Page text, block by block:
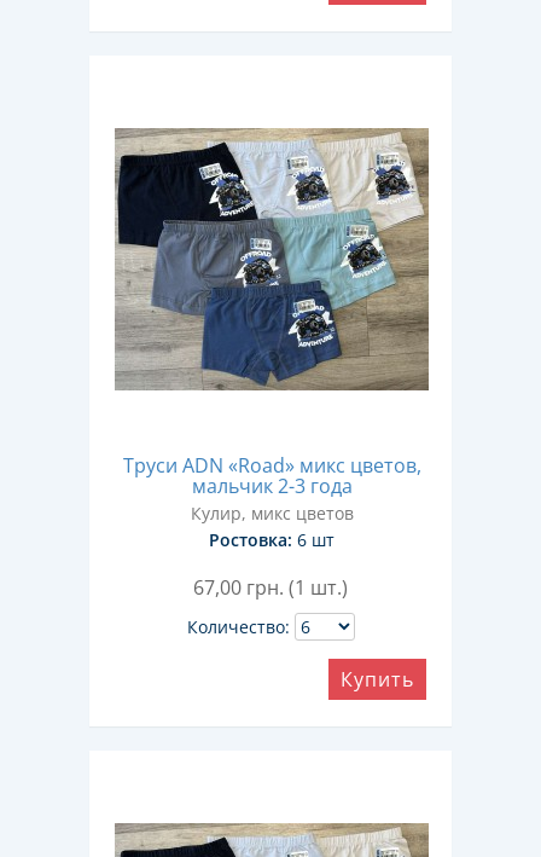
Труси ADN «Road» микс цветов,
мальчик 2-3 года
Кулир, микс цветов
Ростовка: 6 шт
67,00 грн. (1 шт.)
Количество:
Купить